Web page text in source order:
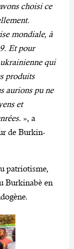
choisi ce
mondiale, à
Et pour
qui
produits
aurions pu ne
et
. », a
de Burkin-
patriotisme,
Burkinabè en